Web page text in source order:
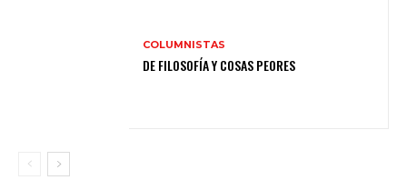
COLUMNISTAS
DE FILOSOFÍA Y COSAS PEORES